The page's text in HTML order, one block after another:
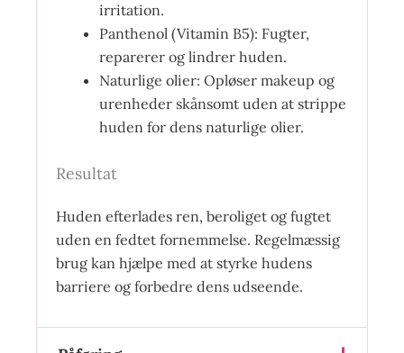
irritation.
Panthenol (Vitamin B5): Fugter,
reparerer og lindrer huden.
Naturlige olier: Opløser makeup og
urenheder skånsomt uden at strippe
huden for dens naturlige olier.
Resultat
Huden efterlades ren, beroliget og fugtet
uden en fedtet fornemmelse. Regelmæssig
brug kan hjælpe med at styrke hudens
barriere og forbedre dens udseende.